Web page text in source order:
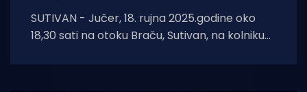
SUTIVAN - Jučer, 18. rujna 2025.godine oko
18,30 sati na otoku Braču, Sutivan, na kolniku